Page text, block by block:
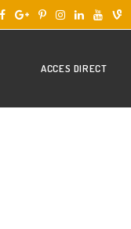
ACCES DIRECT